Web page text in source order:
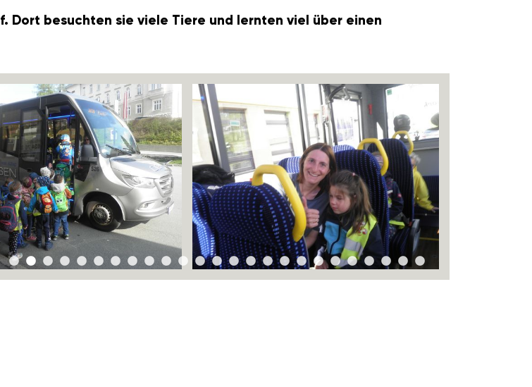
Dort besuchten sie viele Tiere und lernten viel über einen